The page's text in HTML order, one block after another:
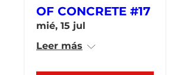
OF CONCRETE #17
mié, 15 jul
Leer más